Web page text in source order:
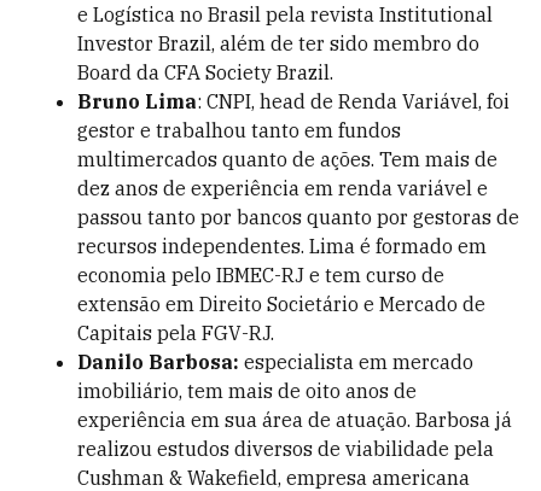
e Logística no Brasil pela revista Institutional
Investor Brazil, além de ter sido membro do
Board da CFA Society Brazil.
Bruno Lima: CNPI, head de Renda Variável, foi
gestor e trabalhou tanto em fundos
multimercados quanto de ações. Tem mais de
dez anos de experiência em renda variável e
passou tanto por bancos quanto por gestoras de
recursos independentes. Lima é formado em
economia pelo IBMEC-RJ e tem curso de
extensão em Direito Societário e Mercado de
Capitais pela FGV-RJ.
Danilo Barbosa: especialista em mercado
imobiliário, tem mais de oito anos de
experiência em sua área de atuação. Barbosa já
realizou estudos diversos de viabilidade pela
Cushman & Wakefield, empresa americana